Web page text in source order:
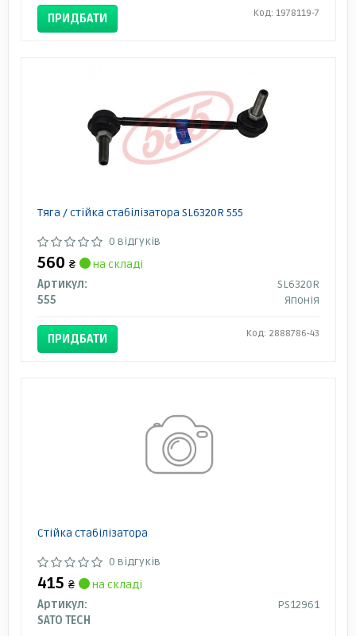
ПРИДБАТИ Код: 1978119-7
Тяга / стійка стабілізатора SL6320R 555
0 відгуків
560 ₴
на складі
Артикул:
SL6320R
555
Японія
ПРИДБАТИ Код: 2888786-43
Стійка стабілізатора
0 відгуків
415 ₴
на складі
Артикул:
PS12961
SATO TECH